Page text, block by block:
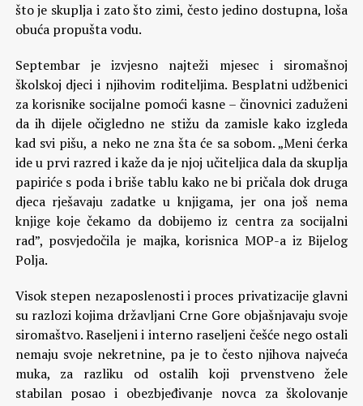
što je skuplja i zato što zimi, često jedino dostupna, loša
obuća propušta vodu.
Septembar je izvjesno najteži mjesec i siromašnoj
školskoj djeci i njihovim roditeljima. Besplatni udžbenici
za korisnike socijalne pomoći kasne – činovnici zaduženi
da ih dijele očigledno ne stižu da zamisle kako izgleda
kad svi pišu, a neko ne zna šta će sa sobom. „Meni ćerka
ide u prvi razred i kaže da je njoj učiteljica dala da skuplja
papiriće s poda i briše tablu kako ne bi pričala dok druga
djeca rješavaju zadatke u knjigama, jer ona još nema
knjige koje čekamo da dobijemo iz centra za socijalni
rad”, posvjedočila je majka, korisnica MOP-a iz Bijelog
Polja.
Visok stepen nezaposlenosti i proces privatizacije glavni
su razlozi kojima državljani Crne Gore objašnjavaju svoje
siromaštvo. Raseljeni i interno raseljeni češće nego ostali
nemaju svoje nekretnine, pa je to često njihova najveća
muka, za razliku od ostalih koji prvenstveno žele
stabilan posao i obezbjeđivanje novca za školovanje